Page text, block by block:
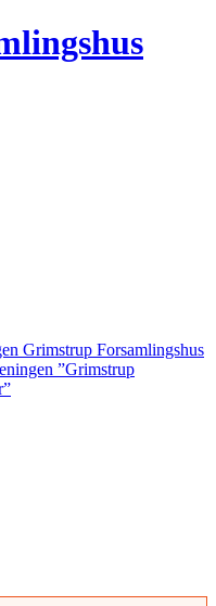
Grimstrup Forsamlingshus
”Grimstrup